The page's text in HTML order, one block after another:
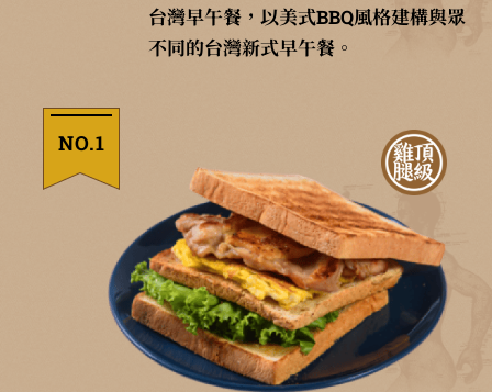
台灣早午餐，以美式BBQ風格建構與眾
不同的台灣新式早午餐。
NO.1